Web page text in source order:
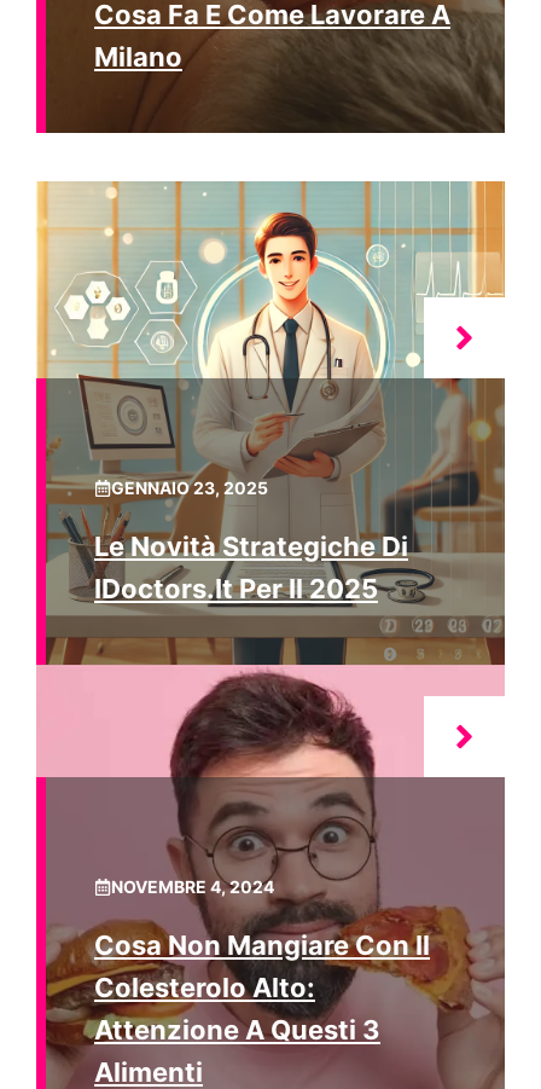
Cosa Fa E Come Lavorare A
Milano
GENNAIO 23, 2025
Le Novità Strategiche Di
IDoctors.it Per Il 2025
NOVEMBRE 4, 2024
Cosa Non Mangiare Con Il
Colesterolo Alto:
Attenzione A Questi 3
Alimenti